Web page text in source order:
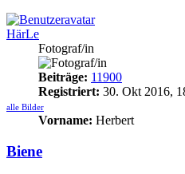
HärLe
Fotograf/in
Beiträge: 11900
Registriert: 30. Okt 2016,
alle Bilder
Vorname: Herbert
Biene